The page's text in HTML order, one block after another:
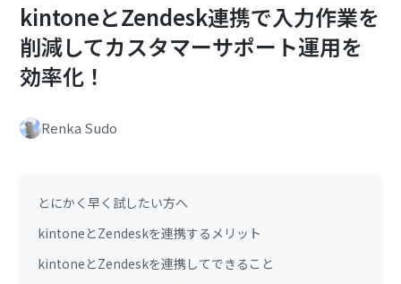
kintoneとZendesk連携で入力作業を
削減してカスタマーサポート運用を
効率化！
Renka Sudo
とにかく早く試したい方へ
kintoneとZendeskを連携するメリット
kintoneとZendeskを連携してできること